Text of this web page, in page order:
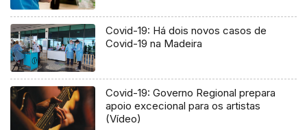
Covid-19: Há dois novos casos de
Covid-19 na Madeira
Covid-19: Governo Regional prepara
apoio excecional para os artistas
(Vídeo)